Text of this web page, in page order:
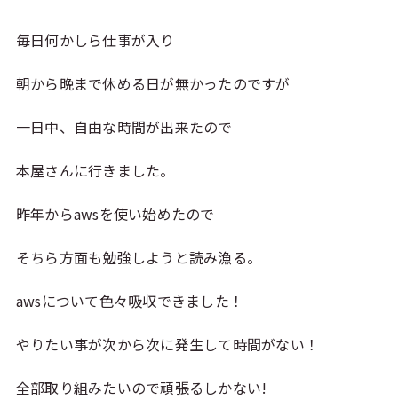
毎日何かしら仕事が入り
朝から晩まで休める日が無かったのですが
一日中、自由な時間が出来たので
本屋さんに行きました。
昨年からawsを使い始めたので
そちら方面も勉強しようと読み漁る。
awsについて色々吸収できました！
やりたい事が次から次に発生して時間がない！
全部取り組みたいので頑張るしかない!